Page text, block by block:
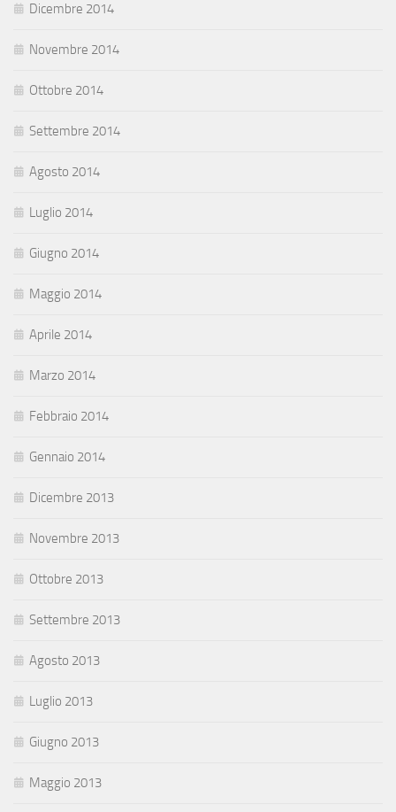
Dicembre 2014
Novembre 2014
Ottobre 2014
Settembre 2014
Agosto 2014
Luglio 2014
Giugno 2014
Maggio 2014
Aprile 2014
Marzo 2014
Febbraio 2014
Gennaio 2014
Dicembre 2013
Novembre 2013
Ottobre 2013
Settembre 2013
Agosto 2013
Luglio 2013
Giugno 2013
Maggio 2013